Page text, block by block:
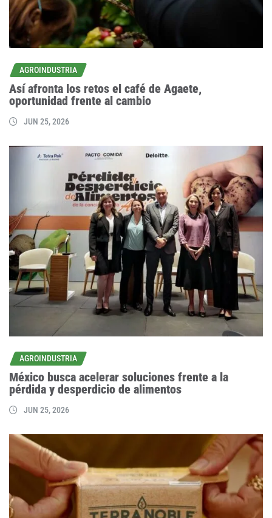
AGROINDUSTRIA
Así afronta los retos el café de Agaete,
oportunidad frente al cambio
JUN 25, 2026
AGROINDUSTRIA
México busca acelerar soluciones frente a la
pérdida y desperdicio de alimentos
JUN 25, 2026